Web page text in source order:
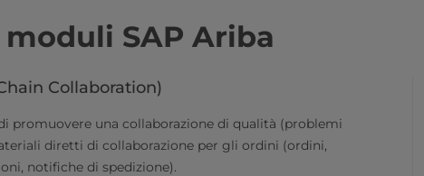
SAP Ariba
Collaboration)
promuovere una collaborazione di qualità (problemi
diretti di collaborazione per gli ordini (ordini,
notifiche di spedizione).